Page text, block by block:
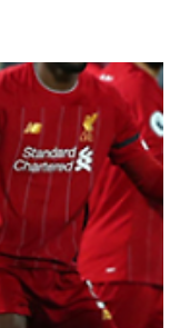
무도 모르고 있는 상
할 수 없다는게 그들
다. 잉글랜드 프리미
은 공동 성명을 통해
여 진행 할 수 없다고
을 더욱 보아 결정할